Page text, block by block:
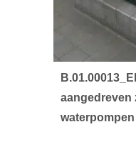
aangedreven
waterpompen